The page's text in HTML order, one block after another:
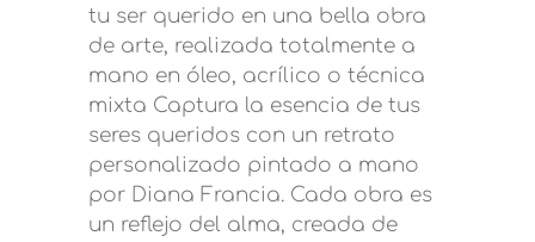
tu ser querido en una bella obra
de arte, realizada totalmente a
mano en óleo, acrílico o técnica
mixta Captura la esencia de tus
seres queridos con un retrato
personalizado pintado a mano
por Diana Francia. Cada obra es
un reflejo del alma, creada de